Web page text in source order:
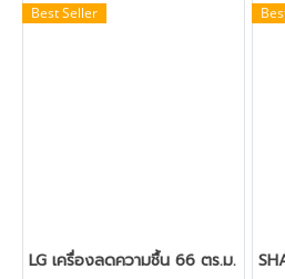
Best Seller
LG เครื่องลดความชื้น 66 ตร.ม. (16 ลิ